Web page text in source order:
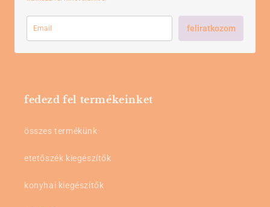
feliratkozom
fedezd fel termékeinket
összes termékünk
etetőszék kiegészítők
konyhai kiegészítők